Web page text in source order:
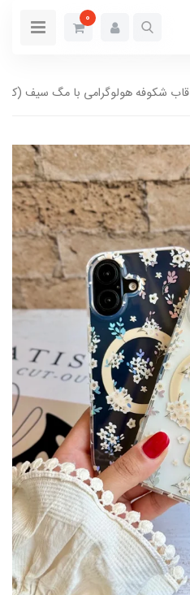
0
قاب شکوفه هولوگرامی با مگ سیف (کدC2029)